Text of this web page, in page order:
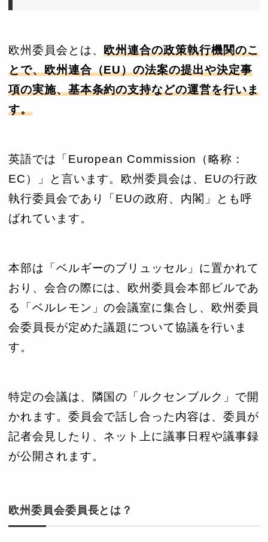
欧州委員会とは、欧州連合の政策執行機関のこ
とで、欧州連合（EU）の法案の提出や決定事
項の実施、基本条約の支持などの運営を行いま
す。
英語では「European Commission（略称：
EC）」と言います。欧州委員会は、EUの行政
執行委員会であり「EUの政府、内閣」とも呼
ばれています。
本部は「ベルギーのブリュッセル」に置かれて
おり、会合の際には、欧州委員会本部ビルであ
る「ベルレモン」の会議室に集合し、欧州委員
会委員長が定めた議題について協議を行いま
す。
特定の会議は、隣国の「ルクセンブルク」で開
かれます。委員会で話し合った内容は、委員が
記者会見したり、ネット上に議事日程や議事録
が公開されます。
欧州委員会委員長とは？